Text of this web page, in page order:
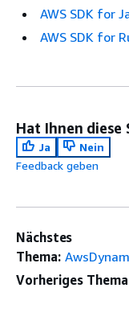
AWS SDK for
AWS SDK for
Hat Ihnen diese
Ja
Nein
Feedback geben
Nächstes
Thema:
Vorheriges